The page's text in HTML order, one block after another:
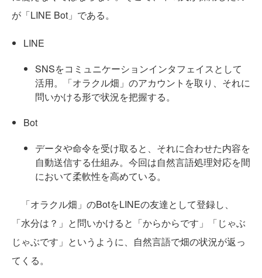
が「LINE Bot」である。
LINE
SNSをコミュニケーションインタフェイスとして
活用。「オラクル畑」のアカウントを取り、それに
問いかける形で状況を把握する。
Bot
データや命令を受け取ると、それに合わせた内容を
自動送信する仕組み。今回は自然言語処理対応を間
において柔軟性を高めている。
「オラクル畑」のBotをLINEの友達として登録し、
「水分は？」と問いかけると「からからです」「じゃぶ
じゃぶです」というように、自然言語で畑の状況が返っ
てくる。